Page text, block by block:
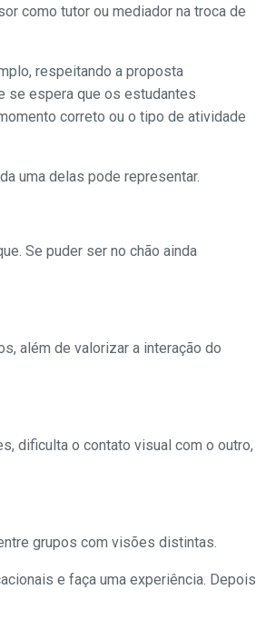
como tutor ou mediador na troca de
respeitando a proposta
se espera que os estudantes
correto ou o tipo de atividade
uma delas pode representar.
Se puder ser no chão ainda
além de valorizar a interação do
dificulta o contato visual com o outro,
grupos com visões distintas.
e faça uma experiência. Depois